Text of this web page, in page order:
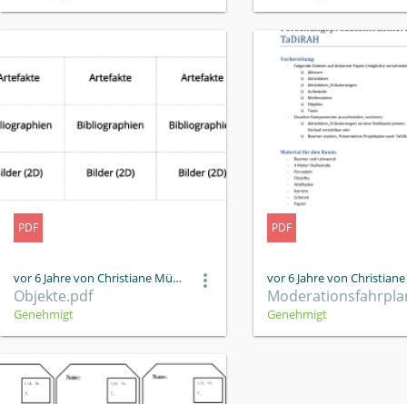
PDF
vor 6 Jahre von Christiane Müller
Objekte.pdf
Genehmigt
PDF
Genehmigt